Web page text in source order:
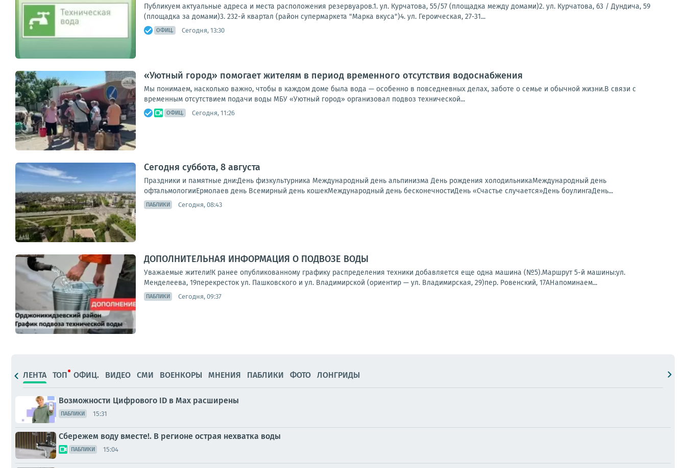
Публикуем актуальные адреса и места расположения резервуаров.1. ул. Курчатова, 55/57 (площадка между домами)2. ул. Курчатова, 63 / Дундича, 59
(площадка за домами)3. 232-й квартал (район супермаркета "Марка вкуса")4. ул. Героическая, 27-31...
ОФИЦ. Сегодня, 13:30
«Уютный город» помогает жителям в период временного отсутствия водоснабжения
Мы понимаем, насколько важно, чтобы в каждом доме была вода — особенно в повседневных делах, заботе о семье и обычной жизни.В связи с
временным отсутствием подачи воды МБУ «Уютный город» организовал подвоз технической...
ОФИЦ. Сегодня, 11:26
Сегодня суббота, 8 августа
Праздники и памятные дни:День физкультурника Международный день альпинизма День рождения холодильникаМеждународный день
офтальмологииЕрмолаев день Всемирный день кошекМеждународный день бесконечностиДень «Счастье случается»День боулингаДень...
ПАБЛИКИ Сегодня, 08:43
ДОПОЛНИТЕЛЬНАЯ ИНФОРМАЦИЯ О ПОДВОЗЕ ВОДЫ
Уважаемые жители!К ранее опубликованному графику распределения техники добавляется еще одна машина (№5).Маршрут 5-й машины:ул.
Менделеева, 19перекресток ул. Пашковского и ул. Владимирской (ориентир — ул. Владимирская, 29)пер. Ровенский, 17АНапоминаем...
ПАБЛИКИ Сегодня, 09:37
ЛЕНТА ТОП ОФИЦ. ВИДЕО СМИ ВОЕНКОРЫ МНЕНИЯ ПАБЛИКИ ФОТО ЛОНГРИДЫ
Возможности Цифрового ID в Мах расширены
ПАБЛИКИ 15:31
Сбережем воду вместе!. В регионе острая нехватка воды
ПАБЛИКИ 15:04